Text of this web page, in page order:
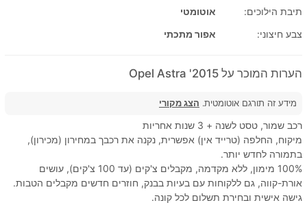
תיבת הילוכים:
אוטומטי
צבע חיצוני:
אפור מתכתי
הערות המוכר על 2015' Opel Astra
מידע זה תורגם אוטומטית. הצג מקורי
רכב שמור, טסט לשנה + 3 שנות אחריות
מיקוח, החלפה (טרייד אין) אפשרית, נקנה את רכבך במחירון (מכירון),
בתמורה לחדש יותר.
100% מימון, ללא מקדמה, מקבלים צ'קים (עד 100 צ'קים), עושים
אורת-קווה, גם ללקוחות עם בעיות בבנק, חוזרים חדשים מקבלים הטבות.
גישה אישית ובחירת תשלום לכל קונה.